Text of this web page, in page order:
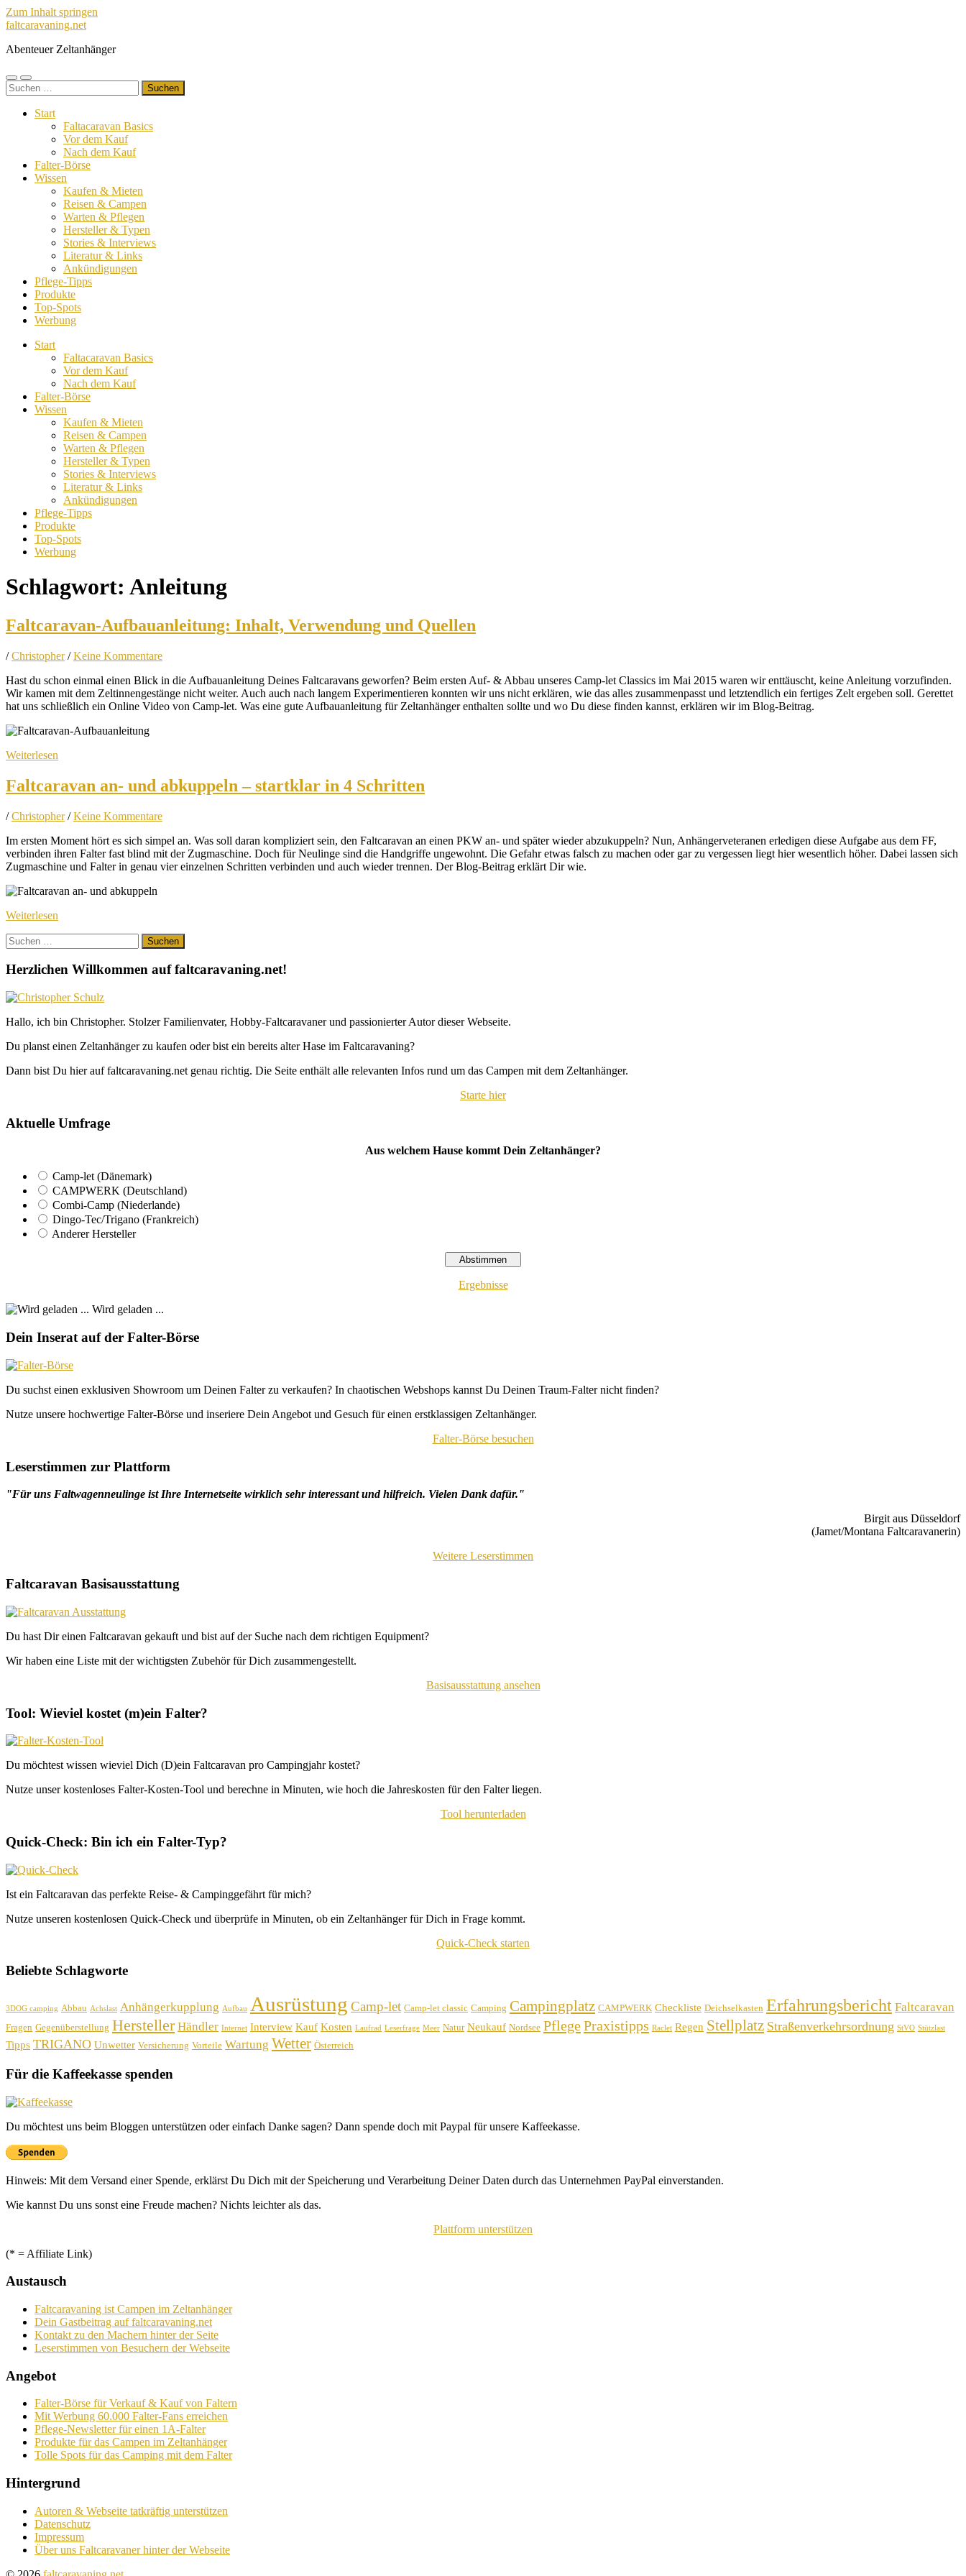
Zum Inhalt springen
faltcaravaning.net
Abenteuer Zeltanhänger
Mobile-
Menü
Suchfeld
ein-/ausblenden
Suchen
nach:
Start
Faltacaravan Basics
Vor dem Kauf
Nach dem Kauf
Falter-Börse
Wissen
Kaufen & Mieten
Reisen & Campen
Warten & Pflegen
Hersteller & Typen
Stories & Interviews
Literatur & Links
Ankündigungen
Pflege-Tipps
Produkte
Top-Spots
Werbung
Start
Faltacaravan Basics
Vor dem Kauf
Nach dem Kauf
Falter-Börse
Wissen
Kaufen & Mieten
Reisen & Campen
Warten & Pflegen
Hersteller & Typen
Stories & Interviews
Literatur & Links
Ankündigungen
Pflege-Tipps
Produkte
Top-Spots
Werbung
Schlagwort: Anleitung
Faltcaravan-Aufbauanleitung: Inhalt, Verwendung und Quellen
/Christopher /Keine Kommentare
Hast du schon einmal einen Blick in die Aufbauanleitung Deines Faltcaravans geworfen? Beim ersten Auf- & Abbau unseres Camp-let Classics im Mai 2015 waren wir enttäuscht, keine Anleitung vorzufinden.
Wir kamen mit dem Zeltinnengestänge nicht weiter. Auch auch nach langem Experimentieren konnten wir uns nicht erklären, wie das alles zusammenpasst und letztendlich ein fertiges Zelt ergeben soll. Gerettet
hat uns schließlich ein Online Video von Camp-let. Was eine gute Aufbauanleitung für Zeltanhänger enthalten sollte und wo Du diese finden kannst, erklären wir im Blog-Beitrag.
Weiterlesen
Faltcaravan an- und abkuppeln – startklar in 4 Schritten
/Christopher /Keine Kommentare
Im ersten Moment hört es sich simpel an. Was soll daran kompliziert sein, den Faltcaravan an einen PKW an- und später wieder abzukuppeln? Nun, Anhängerveteranen erledigen diese Aufgabe aus dem FF,
verbinden ihren Falter fast blind mit der Zugmaschine. Doch für Neulinge sind die Handgriffe ungewohnt. Die Gefahr etwas falsch zu machen oder gar zu vergessen liegt hier wesentlich höher. Dabei lassen sich
Zugmaschine und Falter in genau vier einzelnen Schritten verbinden und auch wieder trennen. Der Blog-Beitrag erklärt Dir wie.
Weiterlesen
Suchen
nach:
Herzlichen Willkommen auf faltcaravaning.net!
Hallo, ich bin Christopher. Stolzer Familienvater, Hobby-Faltcaravaner und passionierter Autor dieser Webseite.
Du planst einen Zeltanhänger zu kaufen oder bist ein bereits alter Hase im Faltcaravaning?
Dann bist Du hier auf faltcaravaning.net genau richtig. Die Seite enthält alle relevanten Infos rund um das Campen mit dem Zeltanhänger.
Starte hier
Aktuelle Umfrage
Aus welchem Hause kommt Dein Zeltanhänger?
Camp-let (Dänemark)
CAMPWERK (Deutschland)
Combi-Camp (Niederlande)
Dingo-Tec/Trigano (Frankreich)
Anderer Hersteller
Ergebnisse
Wird geladen ...
Dein Inserat auf der Falter-Börse
Du suchst einen exklusiven Showroom um Deinen Falter zu verkaufen? In chaotischen Webshops kannst Du Deinen Traum-Falter nicht finden?
Nutze unsere hochwertige Falter-Börse und inseriere Dein Angebot und Gesuch für einen erstklassigen Zeltanhänger.
Falter-Börse besuchen
Leserstimmen zur Plattform
"Für uns Faltwagenneulinge ist Ihre Internetseite wirklich sehr interessant und hilfreich. Vielen Dank dafür."
Birgit aus Düsseldorf
(Jamet/Montana Faltcaravanerin)
Weitere Leserstimmen
Faltcaravan Basisausstattung
Du hast Dir einen Faltcaravan gekauft und bist auf der Suche nach dem richtigen Equipment?
Wir haben eine Liste mit der wichtigsten Zubehör für Dich zusammengestellt.
Basisausstattung ansehen
Tool: Wieviel kostet (m)ein Falter?
Du möchtest wissen wieviel Dich (D)ein Faltcaravan pro Campingjahr kostet?
Nutze unser kostenloses Falter-Kosten-Tool und berechne in Minuten, wie hoch die Jahreskosten für den Falter liegen.
Tool herunterladen
Quick-Check: Bin ich ein Falter-Typ?
Ist ein Faltcaravan das perfekte Reise- & Campinggefährt für mich?
Nutze unseren kostenlosen Quick-Check und überprüfe in Minuten, ob ein Zeltanhänger für Dich in Frage kommt.
Quick-Check starten
Beliebte Schlagworte
3DOG camping Abbau Achslast Anhängerkupplung Aufbau Ausrüstung Camp-let Camp-let classic Camping Campingplatz CAMPWERK Checkliste Deichselkasten Erfahrungsbericht Faltcaravan
Fragen Gegenüberstellung Hersteller Händler Internet Interview Kauf Kosten Laufrad Leserfrage Meer Natur Neukauf Nordsee PflegePraxistipps Raclet Regen Stellplatz Straßenverkehrsordnung StVO Stützlast
Tipps TRIGANO Unwetter Versicherung Vorteile Wartung Wetter Österreich
Für die Kaffeekasse spenden
Du möchtest uns beim Bloggen unterstützen oder einfach Danke sagen? Dann spende doch mit Paypal für unsere Kaffeekasse.
Hinweis: Mit dem Versand einer Spende, erklärst Du Dich mit der Speicherung und Verarbeitung Deiner Daten durch das Unternehmen PayPal einverstanden.
Wie kannst Du uns sonst eine Freude machen? Nichts leichter als das.
Plattform unterstützen
(* = Affiliate Link)
Austausch
Faltcaravaning ist Campen im Zeltanhänger
Dein Gastbeitrag auf faltcaravaning.net
Kontakt zu den Machern hinter der Seite
Leserstimmen von Besuchern der Webseite
Angebot
Falter-Börse für Verkauf & Kauf von Faltern
Mit Werbung 60.000 Falter-Fans erreichen
Pflege-Newsletter für einen 1A-Falter
Produkte für das Campen im Zeltanhänger
Tolle Spots für das Camping mit dem Falter
Hintergrund
Autoren & Webseite tatkräftig unterstützen
Datenschutz
Impressum
Über uns Faltcaravaner hinter der Webseite